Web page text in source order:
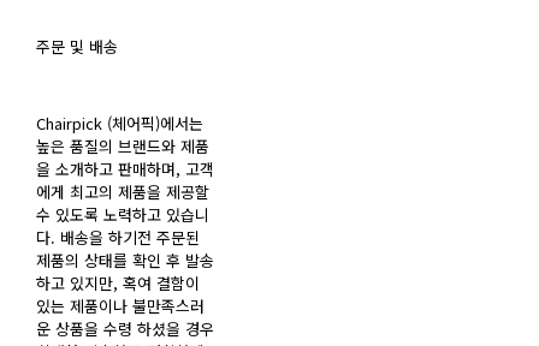
주문 및 배송
Chairpick (체어픽)에서는
높은 품질의 브랜드와 제품
을 소개하고 판매하며, 고객
에게 최고의 제품을 제공할
수 있도록 노력하고 있습니
다. 배송을 하기전 주문된
제품의 상태를 확인 후 발송
하고 있지만, 혹여 결함이
있는 제품이나 불만족스러
운 상품을 수령 하셨을 경우